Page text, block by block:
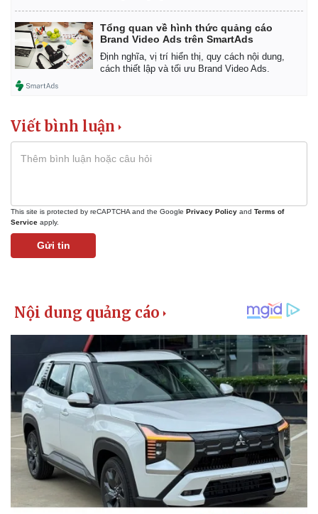
Tổng quan về hình thức quảng cáo
Brand Video Ads trên SmartAds
Định nghĩa, vị trí hiển thị, quy cách nội dung,
cách thiết lập và tối ưu Brand Video Ads.
Viết bình luận
This site is protected by reCAPTCHA and the Google Privacy Policy and Terms of
Service apply.
Gửi tin